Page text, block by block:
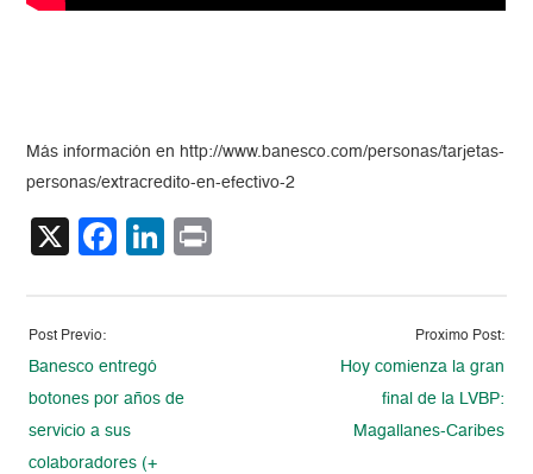
Más información en http://www.banesco.com/personas/tarjetas-
personas/extracredito-en-efectivo-2
X Facebook
LinkedIn
Post Previo:
Banesco entregó
botones por años de
servicio a sus
colaboradores (+
Proximo Post:
Hoy comienza la gran
final de la LVBP:
Magallanes-Caribes